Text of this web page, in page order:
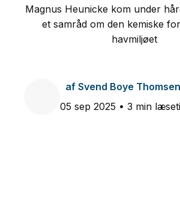
Magnus Heunicke kom under
et samråd om den kemiske
havmiljøet
afSvend Boye Thomsen
05 sep 2025 • 3 min